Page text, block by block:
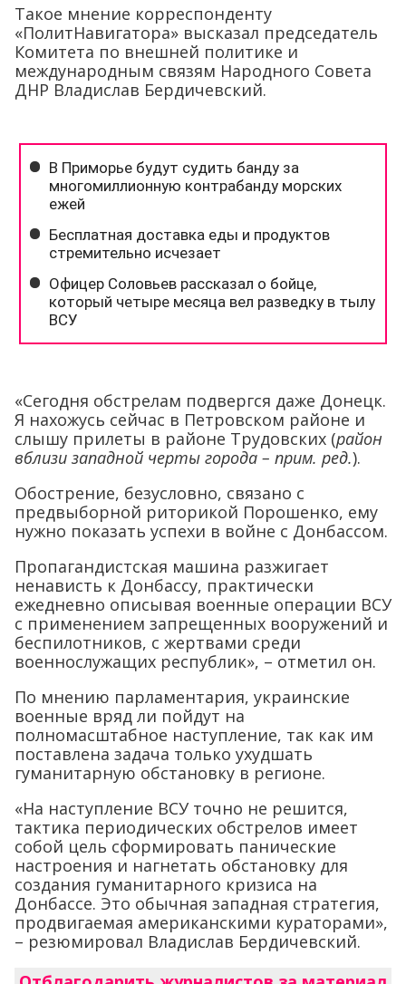
Такое мнение корреспонденту
«ПолитНавигатора» высказал председатель
Комитета по внешней политике и
международным связям Народного Совета
ДНР Владислав Бердичевский.
«Сегодня обстрелам подвергся даже Донецк.
Я нахожусь сейчас в Петровском районе и
слышу прилеты в районе Трудовских (район
вблизи западной черты города – прим. ред.).
Обострение, безусловно, связано с
предвыборной риторикой Порошенко, ему
нужно показать успехи в войне с Донбассом.
Пропагандистская машина разжигает
ненависть к Донбассу, практически
ежедневно описывая военные операции ВСУ
с применением запрещенных вооружений и
беспилотников, с жертвами среди
военнослужащих республик», – отметил он.
По мнению парламентария, украинские
военные вряд ли пойдут на
полномасштабное наступление, так как им
поставлена задача только ухудшать
гуманитарную обстановку в регионе.
«На наступление ВСУ точно не решится,
тактика периодических обстрелов имеет
собой цель сформировать панические
настроения и нагнетать обстановку для
создания гуманитарного кризиса на
Донбассе. Это обычная западная стратегия,
продвигаемая американскими кураторами»,
– резюмировал Владислав Бердичевский.